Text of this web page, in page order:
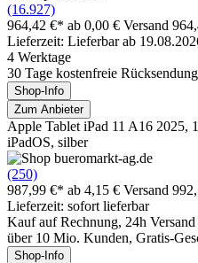
(16.927)
964,42 €* ab 0,00 € Versand
Lieferzeit: Lieferbar ab
4 Werktage
30 Tage kostenfreie Rücksendung
Shop-Info
Zum Anbieter
Apple Tablet iPad 11 A16
iPadOS, silber
(250)
987,99 €* ab 4,15 € Versand
Lieferzeit: sofort lieferbar
Kauf auf Rechnung, 24h
über 10 Mio. Kunden, Gratis-
Shop-Info